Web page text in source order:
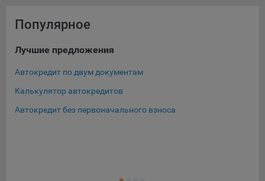
Популярное
Лучшие предложения
Автокредит по двум документам
Калькулятор автокредитов
Автокредит без первоначального взноса